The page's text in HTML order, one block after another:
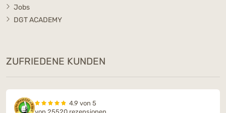
Jobs
DGT ACADEMY
ZUFRIEDENE KUNDEN
4.9 von 5